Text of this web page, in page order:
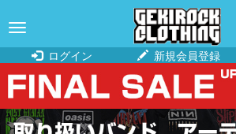
navigation
ログイン
新規会員登録